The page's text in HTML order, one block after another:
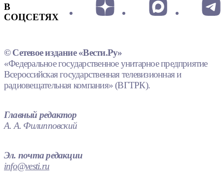
В
СОЦСЕТЯХ
© Сетевое издание «Вести.Ру»
«Федеральное государственное унитарное предприятие
Всероссийская государственная телевизионная и
радиовещательная компания» (ВГТРК).
Главный редактор
А. А. Филипповский
Эл. почта редакции
info@vesti.ru